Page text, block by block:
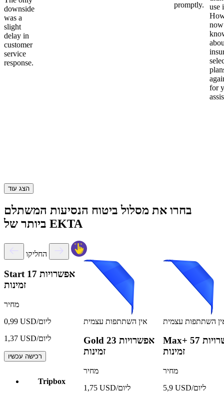
downside
was a
slight
delay in
customer
service
response.
promptly.
use
for
הצג עוד
בחרו את מסלול ביטוח הנסיעות המשתלם
ביותר של EKTA
החליקו
Start 17 אפשרויות
זמינות
מחיר
0,99 USD/ליום
1,37 USD/ליום
רכישה עכשיו
Tripbox
אין השתתפות עצמית
Gold 23 אפשרויות
זמינות
מחיר
1,75 USD/ליום
השתתפות עצמית
Max+ 57 אפשרויות
זמינות
מחיר
5,9 USD/ליום